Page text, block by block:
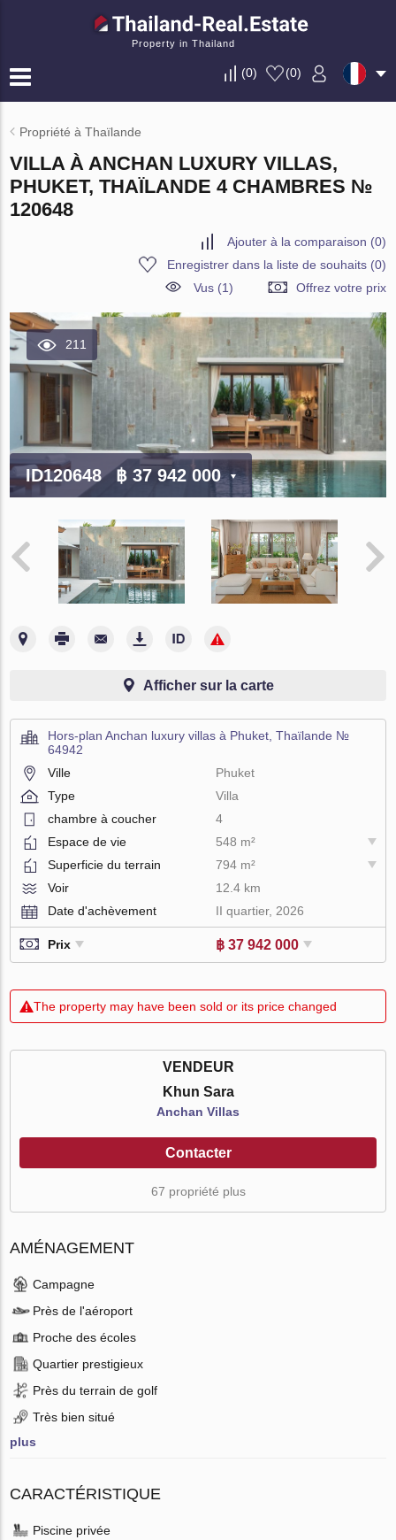
Property in Thailand
(0) (0)
Propriété à Thaïlande
VILLA À ANCHAN LUXURY VILLAS,
PHUKET, THAÏLANDE 4 CHAMBRES №
120648
Ajouter à la comparaison (0)
Enregistrer dans la liste de souhaits(0)
Vus (1)
Offrez votre prix
211
ID120648 ฿ 37 942 000
Afficher sur la carte
Hors-plan Anchan luxury villas à Phuket, Thaïlande №
64942
Ville
Phuket
Type
Villa
chambre à coucher
4
Espace de vie
548 m²
Superficie du terrain
794 m²
Voir
12.4 km
Date d'achèvement
II quartier, 2026
Prix ฿ 37 942 000
The property may have been sold or its price changed
VENDEUR
Khun Sara
Anchan Villas
Contacter
67 propriété plus
AMÉNAGEMENT
Campagne
Près de l'aéroport
Proche des écoles
Quartier prestigieux
Près du terrain de golf
Très bien situé
plus
CARACTÉRISTIQUE
Piscine privée